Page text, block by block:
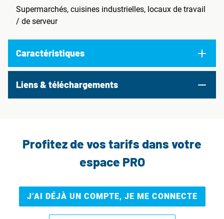
Supermarchés, cuisines industrielles, locaux de travail
/ de serveur
Caractéristiques
Liens & téléchargements
Profitez de vos tarifs dans votre
espace PRO
J’AI DÉJÀ UN COMPTE, JE ME CONNECTE